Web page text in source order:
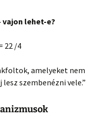
vajon lehet-e?
22 /4
amelyeket nem
szembenézni vele.”